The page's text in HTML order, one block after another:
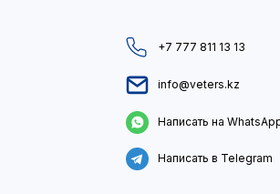
+7 777 811 13 13
info@veters.kz
Написать на
Написать в Telegram